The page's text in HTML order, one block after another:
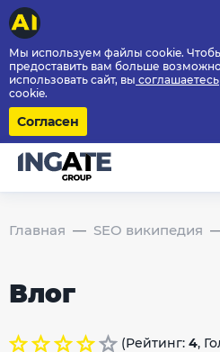
Мы используем файлы cookie.
предоставить вам больше
использовать сайт, вы соглашаетесь
cookie.
Согласен
Главная SEO википедия
Влог
(Рейтинг: 4,